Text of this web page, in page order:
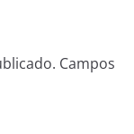
Campos